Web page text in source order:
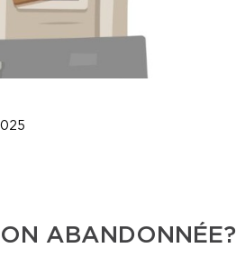
ABANDONNÉE?